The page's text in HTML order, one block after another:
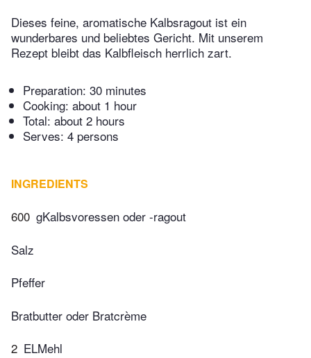
Dieses feine, aromatische Kalbsragout ist ein
wunderbares und beliebtes Gericht. Mit unserem
Rezept bleibt das Kalbfleisch herrlich zart.
Preparation: 30 minutes
Cooking: about 1 hour
Total: about 2 hours
Serves: 4 persons
INGREDIENTS
600 gKalbsvoressen oder -ragout
Salz
Pfeffer
Bratbutter oder Bratcrème
2 ELMehl